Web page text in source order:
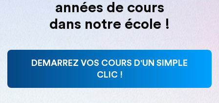
années de cours
dans notre école !
DEMARREZ VOS COURS D'UN SIMPLE
CLIC !